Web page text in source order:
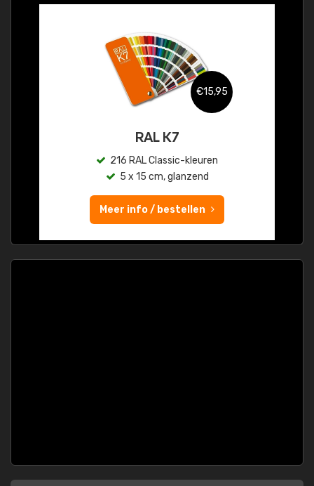
€15,95
RAL K7
216 RAL Classic-kleuren
5 x 15 cm, glanzend
Meer info / bestellen